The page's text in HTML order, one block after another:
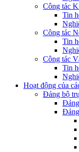
Công tác
Tin
Công tác
Tin
Công tác
Tin
Hoạt động của
Đảng bộ